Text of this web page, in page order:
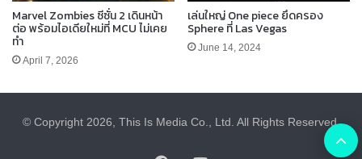
Marvel Zombies ซีซั่น 2 เดินหน้า
ต่อ พร้อมไอเดียใหม่ที่ MCU ไม่เคย
ทำ
April 7, 2026
เล่นใหญ่ One piece ยึดครอง
Sphere ที่ Las Vegas
June 14, 2024
© Copyright 2026, This Is Media Co., Ltd. All Rights Reserved.